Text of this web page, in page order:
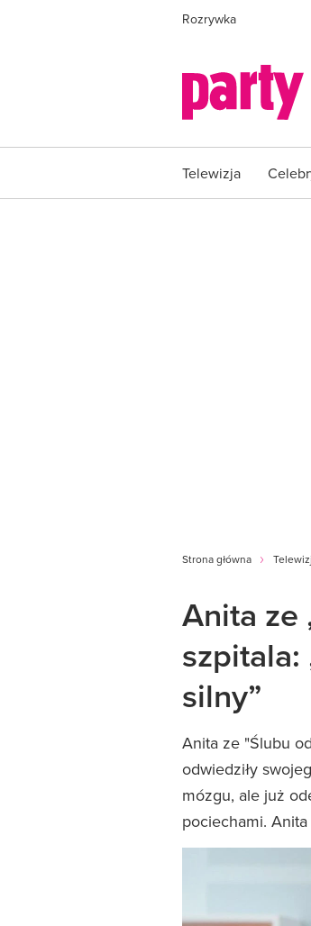
Rozrywka
Telewizja
Strona główna
Anita ze
silny”
Anita ze "Ślubu
odwiedziły
mózgu, ale już
pociechami.